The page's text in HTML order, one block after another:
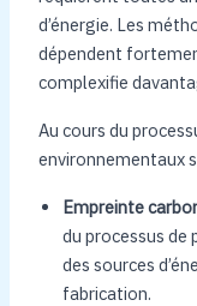
d’énergie. Les
dépendent
complexifie
Au cours du
environnementaux
Empreinte
du processus
des sources
fabrication.